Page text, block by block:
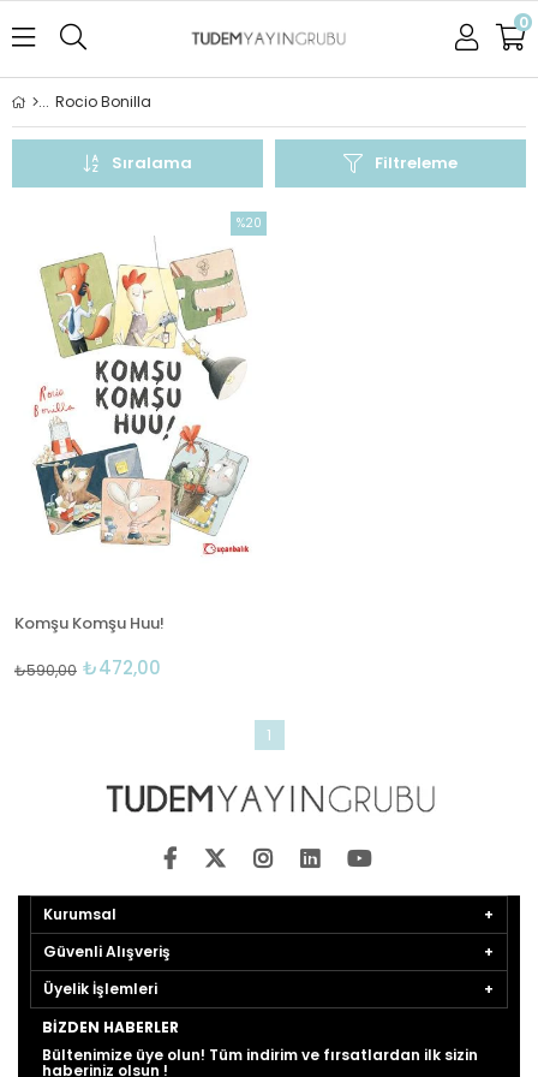
0
Rocio Bonilla
Filtreleme
Sıralama
Komşu Komşu Huu!
₺472,00
₺590,00
%20
İndirim
%20İndirim
1
Kurumsal
Güvenli Alışveriş
Üyelik İşlemleri
BIZDEN HABERLER
Bültenimize üye olun! Tüm indirim ve fırsatlardan ilk sizin
haberiniz olsun !